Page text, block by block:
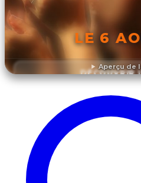
Aperçu de
LE 6
DÉCOUVRIR